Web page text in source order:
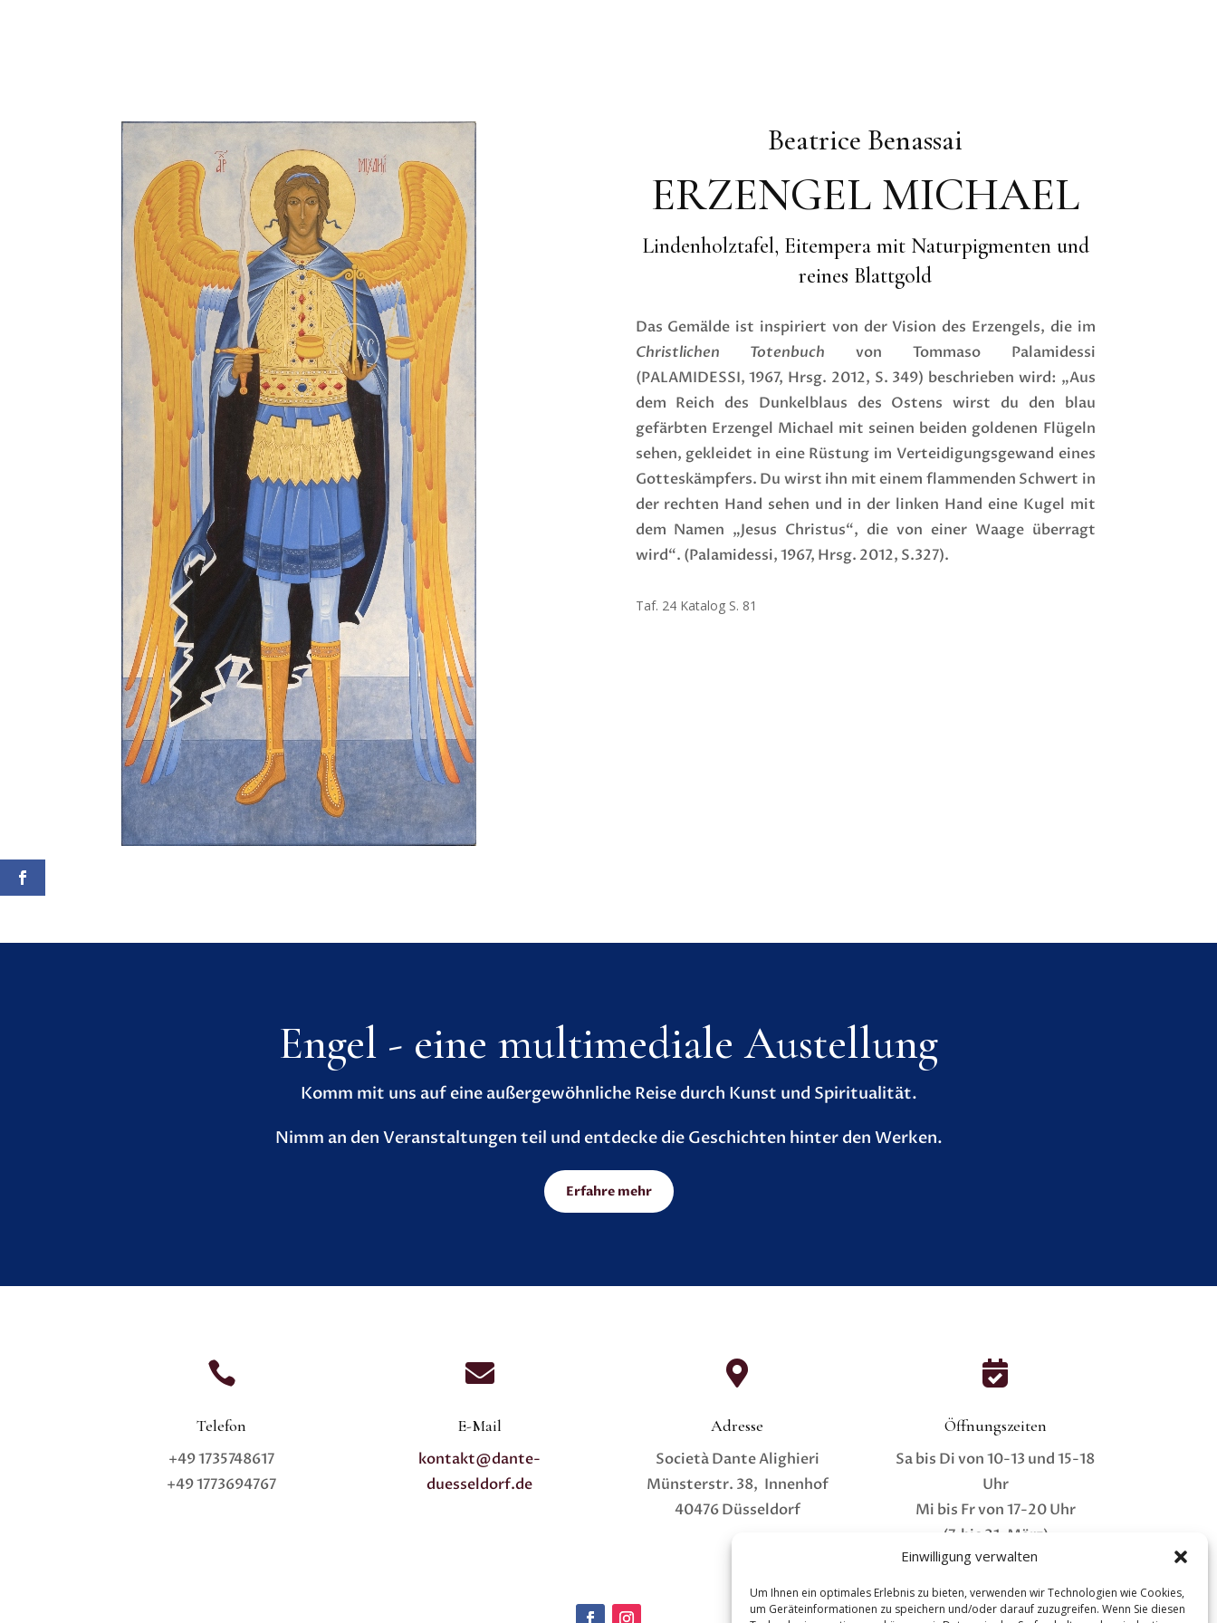
Einwilligung verwalten
Um Ihnen ein optimales Erlebnis zu bieten, verwenden wir Technologien wie Cookies,
um Geräteinformationen zu speichern und/oder darauf zuzugreifen. Wenn Sie diesen
Beatrice Benassai
ERZENGEL MICHAEL
Lindenholztafel, Eitempera mit Naturpigmenten und
reines Blattgold
Das Gemälde ist inspiriert von der Vision des Erzengels, die im
Christlichen Totenbuch von Tommaso Palamidessi
(PALAMIDESSI, 1967, Hrsg. 2012, S. 349) beschrieben wird: „Aus
dem Reich des Dunkelblaus des Ostens wirst du den blau
gefärbten Erzengel Michael mit seinen beiden goldenen Flügeln
sehen, gekleidet in eine Rüstung im Verteidigungsgewand eines
Gotteskämpfers. Du wirst ihn mit einem flammenden Schwert in
der rechten Hand sehen und in der linken Hand eine Kugel mit
dem Namen „Jesus Christus“, die von einer Waage überragt
wird“. (Palamidessi, 1967, Hrsg. 2012, S.327).
Taf. 24 Katalog S. 81
Engel - eine multimediale Austellung
Komm mit uns auf eine außergewöhnliche Reise durch Kunst und Spiritualität.
Nimm an den Veranstaltungen teil und entdecke die Geschichten hinter den Werken.
Erfahre mehr

Telefon
+49 1735748617
+49 1773694767

E-Mail
kontakt@dante-
duesseldorf.de

Adresse
Società Dante Alighieri
Münsterstr. 38, Innenhof
40476 Düsseldorf

Öffnungszeiten
Sa bis Di von 10-13 und 15-18
Uhr
Mi bis Fr von 17-20 Uhr
(7. bis 21. März)